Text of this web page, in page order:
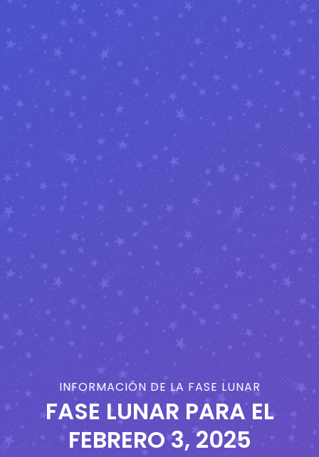
INFORMACIÓN DE LA FASE LUNAR
FASE LUNAR PARA EL
FEBRERO 3, 2025